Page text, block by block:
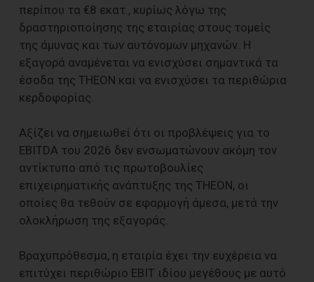
περίπου τα €8 εκατ., κυρίως λόγω της
δραστηριοποίησης της εταιρίας στους τομείς
της άμυνας και των αυτόνομων μηχανών. Η
εξαγορά αναμένεται να ενισχύσει σημαντικά τα
έσοδα της ΤΗΕΟΝ και να ενισχύσει τα περιθώρια
κερδοφορίας.
Αξίζει να σημειωθεί ότι οι προβλέψεις για το
EBITDA του 2026 δεν ενσωματώνουν ακόμη τον
αντίκτυπο από τις πρωτοβουλίες
επιχειρηματικής ανάπτυξης της THEON, οι
οποίες θα τεθούν σε εφαρμογή άμεσα, μετά την
ολοκλήρωση της εξαγοράς.
Βραχυπρόθεσμα, η εταιρία έχει την ευχέρεια να
επιτύχει περιθώριο EBIT ιδίου μεγέθους με αυτό